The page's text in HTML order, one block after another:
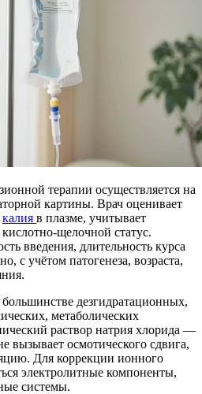
терапии осуществляется на
картины. Врач оценивает
калия в плазме, учитывает
щелочной статус.
введения, длительность курса
с учётом патогенеза, возраста,
дезгидратационных,
метаболических
раствор натрия хлорида —
вызывает осмотического сдвига,
Для коррекции ионного
электролитные компоненты,
системы.